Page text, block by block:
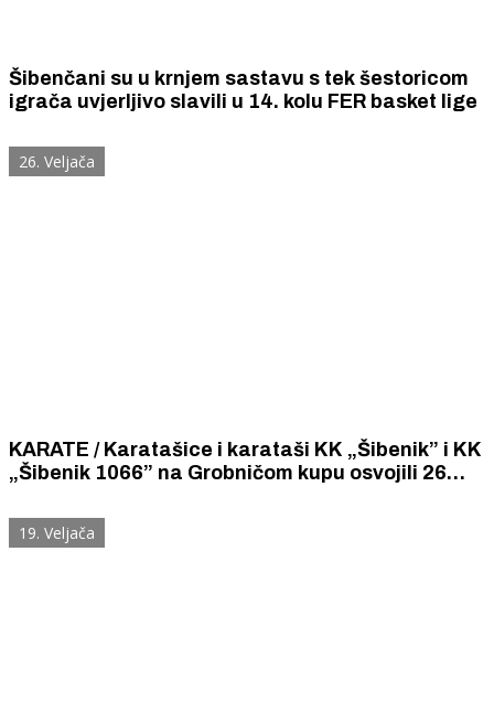
Šibenčani su u krnjem sastavu s tek šestoricom
igrača uvjerljivo slavili u 14. kolu FER basket lige
26. Veljača
KARATE / Karatašice i karataši KK „Šibenik” i KK
„Šibenik 1066” na Grobničom kupu osvojili 26
19. Veljača